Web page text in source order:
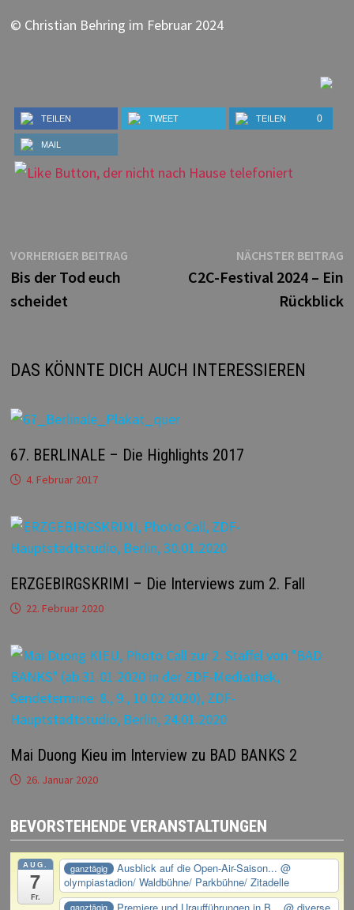
© Christian Behring im Februar 2024
TEILEN TWEET 0
TEILEN
MAIL
Beitragsnavigation
VORHERIGER BEITRAGVorheriger
Bis der Tod euch
scheidet
NÄCHSTER BEITRAG
C2C-Festival 2024 – Ein
Rückblick
DAS KÖNNTE DICH AUCH INTERESSIEREN
67. BERLINALE – Die Highlights 2017
4. Februar 2017
ERZGEBIRGSKRIMI – Die Interviews zum 2. Fall
22. Februar 2020
Mai Duong Kieu im Interview zu BAD BANKS 2
26. Januar 2020
BEVORSTEHENDE VERANSTALTUNGEN
AUG.
7
Fr.
ganztägig Ausblick auf die Open-Air-Saison... @
olympiastadion/ Waldbühne/ Parkbühne/ Zitadelle
ganztägig